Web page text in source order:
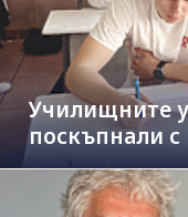
Училищните
поскъпнали с